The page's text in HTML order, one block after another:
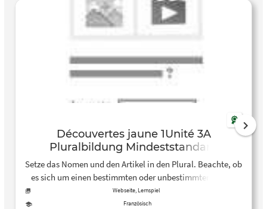
Découvertes jaune 1Unité 3A
Pluralbildung Mindeststandard
Grammaire
Setze das Nomen und den Artikel in den Plural. Beachte, ob
es sich um einen bestimmten oder unbestimmten Artikel
handelt.
Webseite, Lernspiel
Französisch